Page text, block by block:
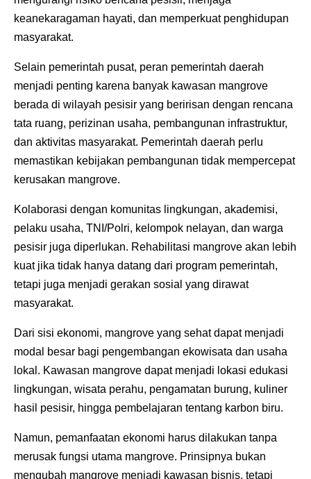
keanekaragaman hayati, dan memperkuat penghidupan
masyarakat.
Selain pemerintah pusat, peran pemerintah daerah
menjadi penting karena banyak kawasan mangrove
berada di wilayah pesisir yang beririsan dengan rencana
tata ruang, perizinan usaha, pembangunan infrastruktur,
dan aktivitas masyarakat. Pemerintah daerah perlu
memastikan kebijakan pembangunan tidak mempercepat
kerusakan mangrove.
Kolaborasi dengan komunitas lingkungan, akademisi,
pelaku usaha, TNI/Polri, kelompok nelayan, dan warga
pesisir juga diperlukan. Rehabilitasi mangrove akan lebih
kuat jika tidak hanya datang dari program pemerintah,
tetapi juga menjadi gerakan sosial yang dirawat
masyarakat.
Dari sisi ekonomi, mangrove yang sehat dapat menjadi
modal besar bagi pengembangan ekowisata dan usaha
lokal. Kawasan mangrove dapat menjadi lokasi edukasi
lingkungan, wisata perahu, pengamatan burung, kuliner
hasil pesisir, hingga pembelajaran tentang karbon biru.
Namun, pemanfaatan ekonomi harus dilakukan tanpa
merusak fungsi utama mangrove. Prinsipnya bukan
mengubah mangrove menjadi kawasan bisnis, tetapi